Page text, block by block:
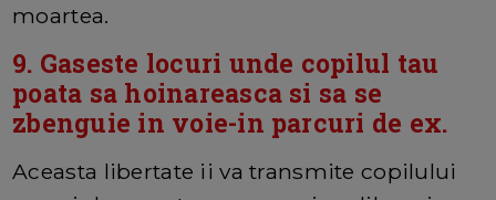
moartea.
9. Gaseste locuri unde copilul tau
poata sa hoinareasca si sa se
zbenguie in voie-in parcuri de ex.
Aceasta libertate ii va transmite copilului